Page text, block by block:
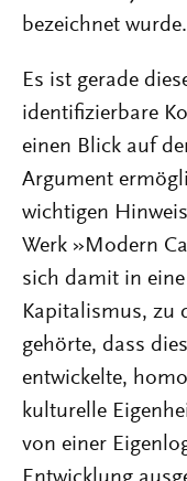
bezeichnet wurde.
Es ist gerade
identifizierbare
einen Blick auf
Argument
wichtigen
Werk »Modern
sich damit in
Kapitalismus, zu
gehörte, dass
entwickelte,
kulturelle
von einer